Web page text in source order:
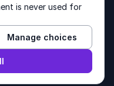
· MentalNote
版权所有。
is never used for
Manage choices